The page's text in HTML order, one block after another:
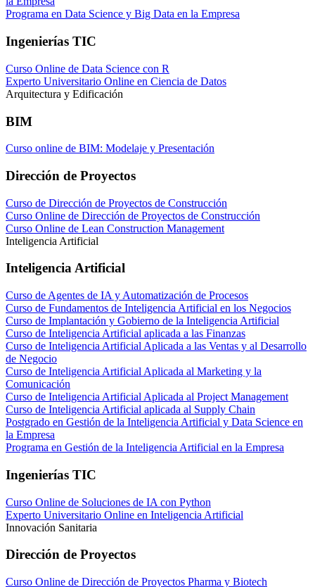
Programa en Data Science y Big Data en la Empresa
Ingenierías TIC
Curso Online de Data Science con R
Experto Universitario Online en Ciencia de Datos
Arquitectura y Edificación
BIM
Curso online de BIM: Modelaje y Presentación
Dirección de Proyectos
Curso de Dirección de Proyectos de Construcción
Curso Online de Dirección de Proyectos de Construcción
Curso Online de Lean Construction Management
Inteligencia Artificial
Inteligencia Artificial
Curso de Agentes de IA y Automatización de Procesos
Curso de Fundamentos de Inteligencia Artificial en los Negocios
Curso de Implantación y Gobierno de la Inteligencia Artificial
Curso de Inteligencia Artificial aplicada a las Finanzas
Curso de Inteligencia Artificial Aplicada a las Ventas y al Desarrollo
de Negocio
Curso de Inteligencia Artificial Aplicada al Marketing y la
Comunicación
Curso de Inteligencia Artificial Aplicada al Project Management
Curso de Inteligencia Artificial aplicada al Supply Chain
Postgrado en Gestión de la Inteligencia Artificial y Data Science en
la Empresa
Programa en Gestión de la Inteligencia Artificial en la Empresa
Ingenierías TIC
Curso Online de Soluciones de IA con Python
Experto Universitario Online en Inteligencia Artificial
Innovación Sanitaria
Dirección de Proyectos
Curso Online de Dirección de Proyectos Pharma y Biotech